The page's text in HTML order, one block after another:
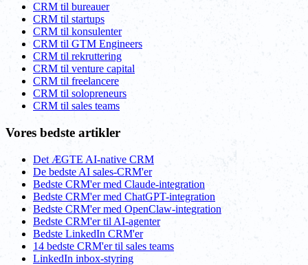
CRM til bureauer
CRM til startups
CRM til konsulenter
CRM til GTM Engineers
CRM til rekruttering
CRM til venture capital
CRM til freelancere
CRM til solopreneurs
CRM til sales teams
Vores bedste artikler
Det ÆGTE AI-native CRM
De bedste AI sales-CRM'er
Bedste CRM'er med Claude-integration
Bedste CRM'er med ChatGPT-integration
Bedste CRM'er med OpenClaw-integration
Bedste CRM'er til AI-agenter
Bedste LinkedIn CRM'er
14 bedste CRM'er til sales teams
LinkedIn inbox-styring